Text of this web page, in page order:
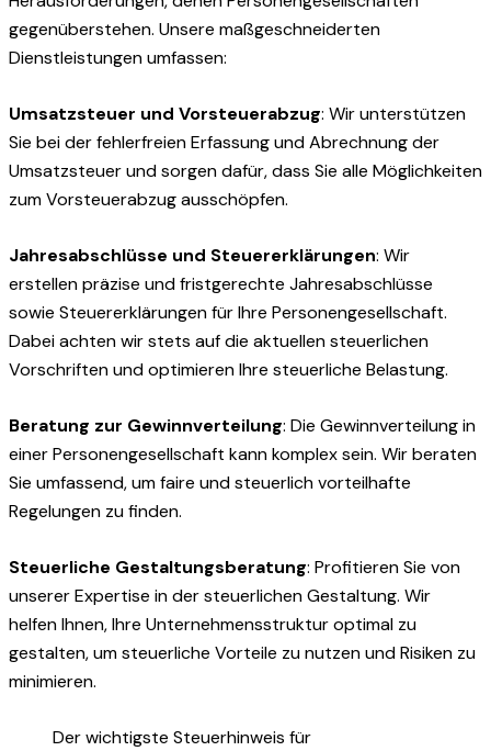
gegenüberstehen. Unsere maßgeschneiderten
Dienstleistungen umfassen:
Umsatzsteuer und Vorsteuerabzug: Wir unterstützen
Sie bei der fehlerfreien Erfassung und Abrechnung der
Umsatzsteuer und sorgen dafür, dass Sie alle Möglichkeiten
zum Vorsteuerabzug ausschöpfen.
Jahresabschlüsse und Steuererklärungen: Wir
erstellen präzise und fristgerechte Jahresabschlüsse
sowie Steuererklärungen für Ihre Personengesellschaft.
Dabei achten wir stets auf die aktuellen steuerlichen
Vorschriften und optimieren Ihre steuerliche Belastung.
Beratung zur Gewinnverteilung: Die Gewinnverteilung in
einer Personengesellschaft kann komplex sein. Wir beraten
Sie umfassend, um faire und steuerlich vorteilhafte
Regelungen zu finden.
Steuerliche Gestaltungsberatung: Profitieren Sie von
unserer Expertise in der steuerlichen Gestaltung. Wir
helfen Ihnen, Ihre Unternehmensstruktur optimal zu
gestalten, um steuerliche Vorteile zu nutzen und Risiken zu
minimieren.
Der wichtigste Steuerhinweis für